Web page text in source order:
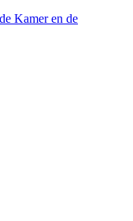
Kamer en de